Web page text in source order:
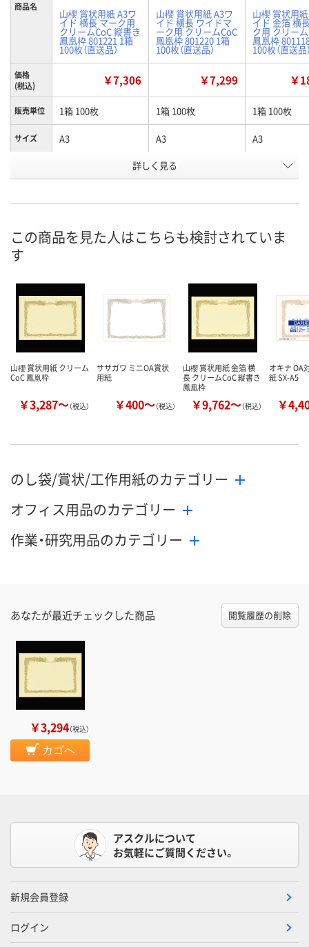
商品名
山櫻 賞状用紙 A3ワ
イド 横長 マーク用
クリームCoC 縦書き
鳳凰枠 801221 1箱
100枚（直送品）
山櫻 賞状用紙 A3ワ
イド 横長 ワイドマ
ーク用 クリームCoC
鳳凰枠 801220 1箱
100枚（直送品）
山櫻 賞状用
イド 金箔 横
ク用 クリー
鳳凰枠
100枚（直送品
価格
(税込)
￥7,306 ￥7,299 ￥
販売単位 1箱 100枚 1箱 100枚 1箱 100枚
サイズ A3 A3 A3
プ
横長 ワイドマーク
用
横長 金箔
お申込番
在庫 直送品 直送品 直送品
数量
カゴへ
数量
カゴへ カ
詳しく見る
この商品を見た人はこちらも検討されていま
す
山櫻 賞状用紙 クリーム
CoC 鳳凰枠
￥3,287～（税込）
ササガワ ミニOA賞状
用紙
￥400～（税込）
山櫻 賞状用紙 金箔 横
長 クリームCoC 縦書き
鳳凰枠
￥9,762～（税込）
オキナ OA
紙 SX-A5
￥
のし袋/賞状/工作用紙のカテゴリー
オフィス用品のカテゴリー
作業・研究用品のカテゴリー
あなたが最近チェックした商品 閲覧履歴の削除
￥3,294（税込）
カゴへ
アスクルについて
お気軽にご質問ください。
新規会員登録
ログイン